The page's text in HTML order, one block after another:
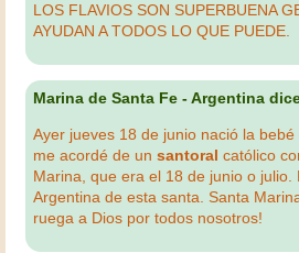
LOS FLAVIOS SON SUPERBUENA
AYUDAN A TODOS LO QUE PUEDE.
Marina de Santa Fe - Argentina
Ayer jueves 18 de junio nació la
me acordé de unsantoral católico
Marina, que era el 18 de junio o julio.
Argentina de esta santa. Santa
ruega a Dios por todos nosotros!